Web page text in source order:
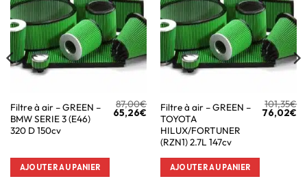
Filtre à air – GREEN –
BMW SERIE 3 (E46)
320 D 150cv
87,00€
65,26€
AJOUTER AU PANIER
Filtre à air – GREEN –
TOYOTA
HILUX/FORTUNER
(RZN1) 2.7L 147cv
101,35€
76,02€
AJOUTER AU PANIER